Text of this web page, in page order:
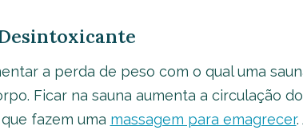
a perda de peso com o qual uma
Ficar na sauna aumenta a circulação
fazem uma massagem para emagrecer.